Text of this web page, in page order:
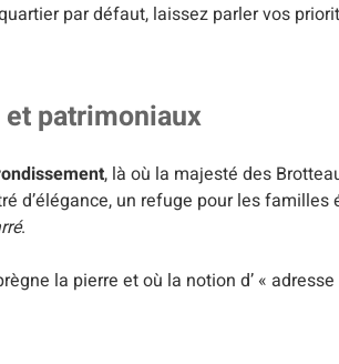
par défaut, laissez parler vos
patrimoniaux
, là où la majesté des
d’élégance, un refuge pour les familles
.
la pierre et où la notion d’ «